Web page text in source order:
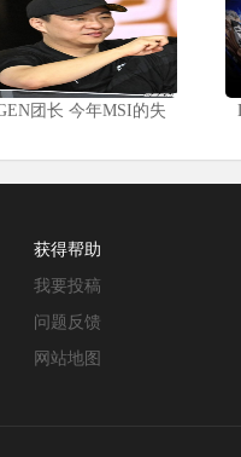
团长 今年MSI的失
获得帮助
我要投稿
问题反馈
网站地图